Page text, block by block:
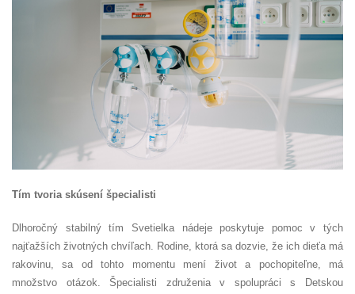
Tím tvoria skúsení špecialisti
Dlhoročný stabilný tím Svetielka nádeje poskytuje pomoc v tých
najťažších životných chvíľach. Rodine, ktorá sa dozvie, že ich dieťa má
rakovinu, sa od tohto momentu mení život a pochopiteľne, má
množstvo otázok. Špecialisti združenia v spolupráci s Detskou